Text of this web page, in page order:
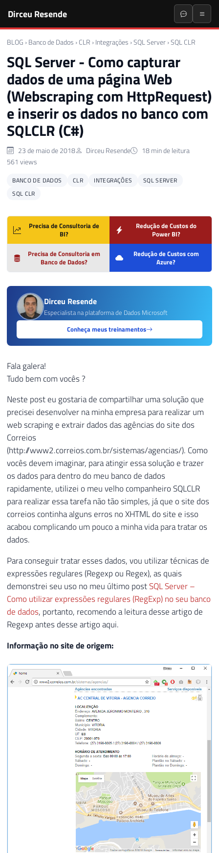
Dirceu Resende
BLOG › Banco de Dados › CLR › Integrações ›SQL Server ›SQL CLR
SQL Server - Como capturar
dados de uma página Web
(Webscraping com HttpRequest)
e inserir os dados no banco com
SQLCLR (C#)
23 de maio de 2018 Dirceu Resende
18 min de leitura
561 views
BANCO DE DADOS CLR INTEGRAÇÕES
SQL SERVER
SQL CLR
Precisa de Consultoria de
BI?
Redução de Custos do
Power BI?
Precisa de Consultoria em
Banco de Dados?
Redução de Custos com
Azure?
Dirceu Resende
Especialista na plataforma de Dados Microsoft
Conheça meus treinamentos
Fala galera!
Tudo bem com vocês ?
Neste post eu gostaria de compartilhar uma solução que
precisei desenvolver na minha empresa para realizar um
web scraping e extrair dados das agências do site dos
Correios
(http://www2.correios.com.br/sistemas/agencias/). Como
vocês devem imaginar, para atingir essa solução e trazer
os dados para dentro do meu banco de dados
rapidamente, utilizei o meu velho companheiro SQLCLR
para realizar essa tarefa não tão simples, já que o site dos
correios continha alguns erros no XHTML do site e isso
acabou complicando um pouco a minha vida para tratar os
dados.
Para conseguir tratar esses dados, vou utilizar técnicas de
expressões regulares (Regexp ou Regex), as quais
demonstrei seu uso no meu último postSQL Server –
Como utilizar expressões regulares (RegExp) no seu banco
de dados, portanto, recomendo a leitura desse artigo de
Regexp antes desse artigo aqui.
Informação no site de origem: